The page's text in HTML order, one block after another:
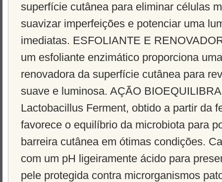
superfície cutânea para eliminar células
suavizar imperfeições e potenciar uma
imediatas. ESFOLIANTE E
um esfoliante enzimático proporciona
renovadora da superfície cutânea para
suave e luminosa. AÇÃO
Lactobacillus Ferment, obtido a partir da
favorece o equilíbrio da microbiota para
barreira cutânea em ótimas condições.
com um pH ligeiramente ácido para
pele protegida contra microrganismos